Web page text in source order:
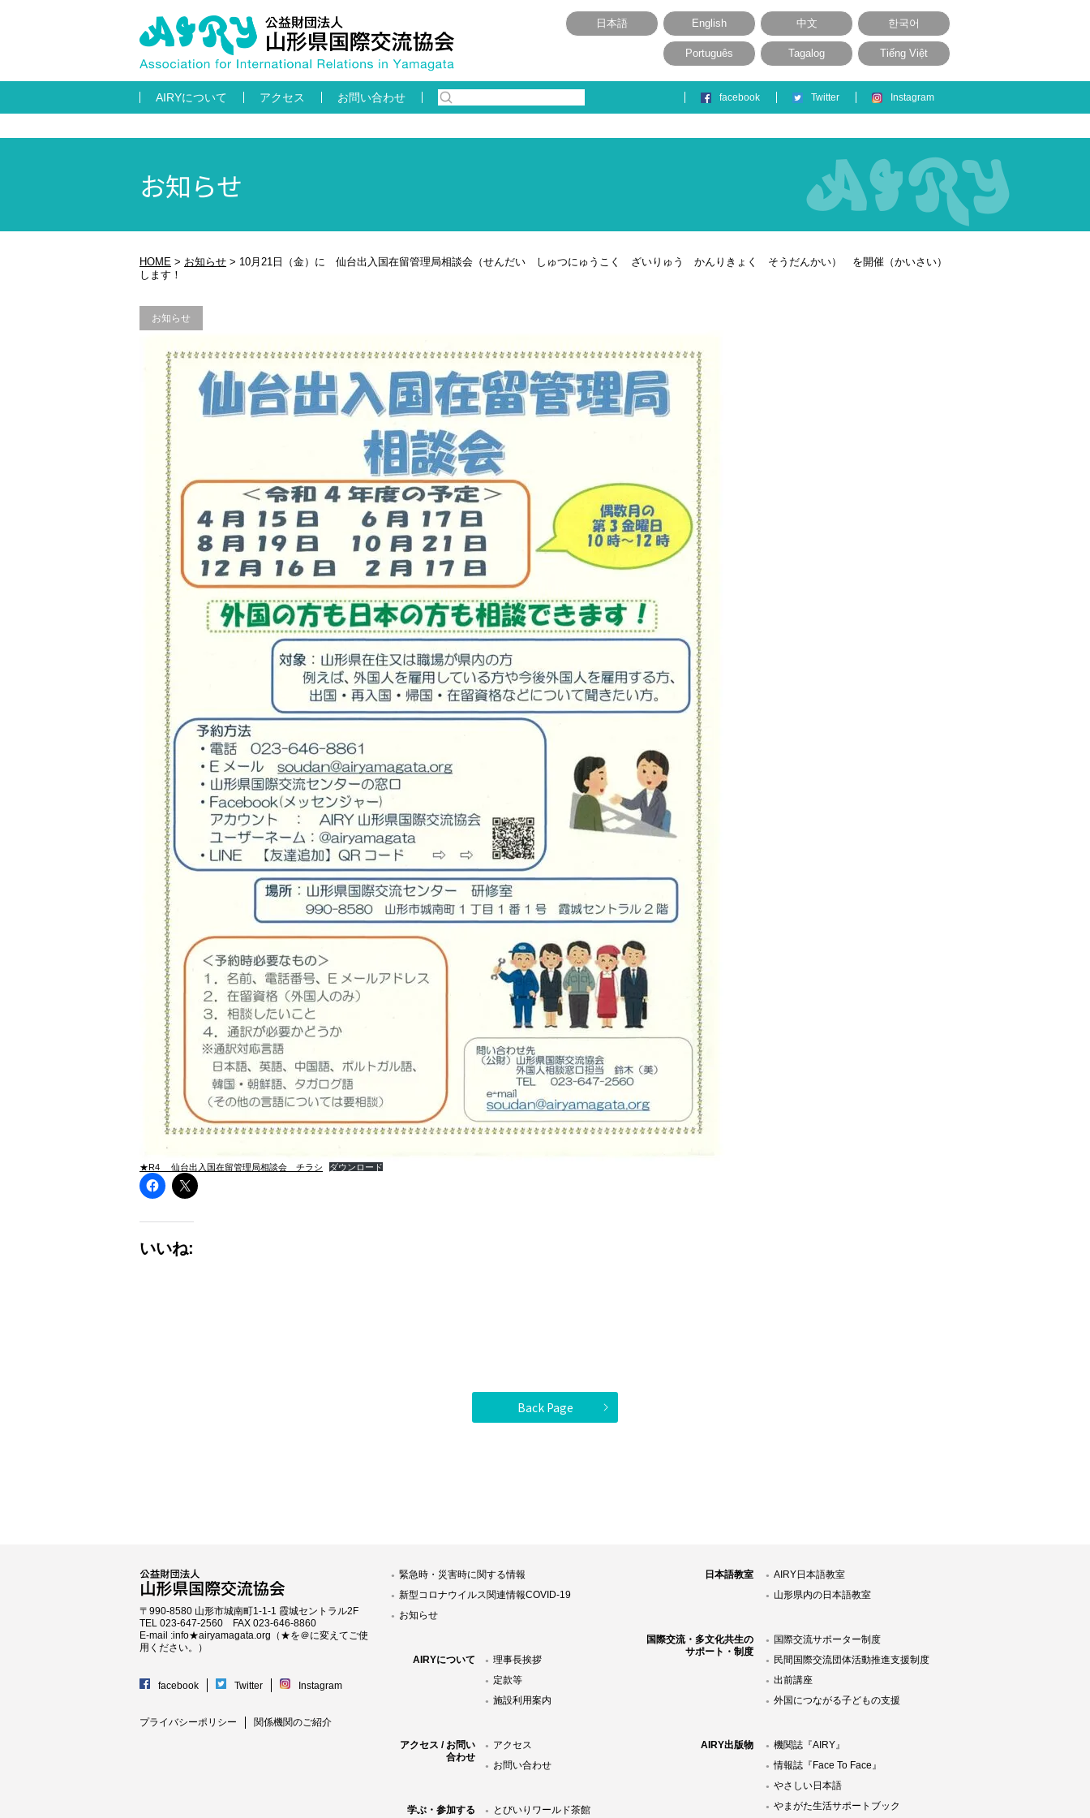
日本語 English 中文 한국어
Português Tagalog Tiếng Việt
AIRYについて アクセス お問い合わせ facebook Twitter Instagram
お知らせ
HOME > お知らせ > 10月21日（金）に 仙台出入国在留管理局相談会（せんだい しゅつにゅうこく ざいりゅう かんりきょく そうだんかい） を開催（かいさい）
します！
お知らせ
★R4 仙台出入国在留管理局相談会 チラシ ダウンロード
いいね:
Back Page
〒990-8580 山形市城南町1-1-1 霞城セントラル2F
TEL 023-647-2560 FAX 023-646-8860
E-mail :info★airyamagata.org（★を＠に変えてご使
用ください。）
facebook Twitter Instagram
プライバシーポリシー 関係機関のご紹介
緊急時・災害時に関する情報
新型コロナウイルス関連情報COVID-19
お知らせ
AIRYについて
理事長挨拶
定款等
施設利用案内
アクセス / お問い
合わせ
アクセス
お問い合わせ
学ぶ・参加する とびいりワールド茶館
日本語教室
AIRY日本語教室
山形県内の日本語教室
国際交流・多文化共生の
サポート・制度
国際交流サポーター制度
民間国際交流団体活動推進支援制度
出前講座
外国につながる子どもの支援
AIRY出版物
機関誌『AIRY』
情報誌『Face To Face』
やさしい日本語
やまがた生活サポートブック